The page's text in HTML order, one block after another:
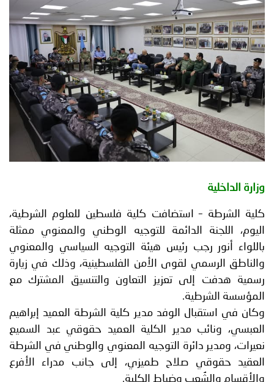
إنجازات
توعوية
الخدمات
الإلكترونية
صور
وفيديو
مجلة
أصداء
الأمانة
إعلانات
من
نحن
اتصل
وزارة الداخلية
كلية الشرطة – استضافت كلية فلسطين للعلوم الشرطية،
اليوم، اللجنة الدائمة للتوجيه الوطني والمعنوي ممثلة
باللواء أنور رجب رئيس هيئة التوجيه السياسي والمعنوي
والناطق الرسمي لقوى الأمن الفلسطينية، وذلك في زيارة
رسمية هدفت إلى تعزيز التعاون والتنسيق المشترك مع
المؤسسة الشرطية.
وكان في استقبال الوفد مدير كلية الشرطة العميد إبراهيم
العبسي، ونائب مدير الكلية العميد حقوقي عبد السميع
نعيرات، ومدير دائرة التوجيه المعنوي والوطني في الشرطة
العقيد حقوقي صلاح طميزي، إلى جانب مدراء الأفرع
والأقسام والشُعب وضباط الكلية.